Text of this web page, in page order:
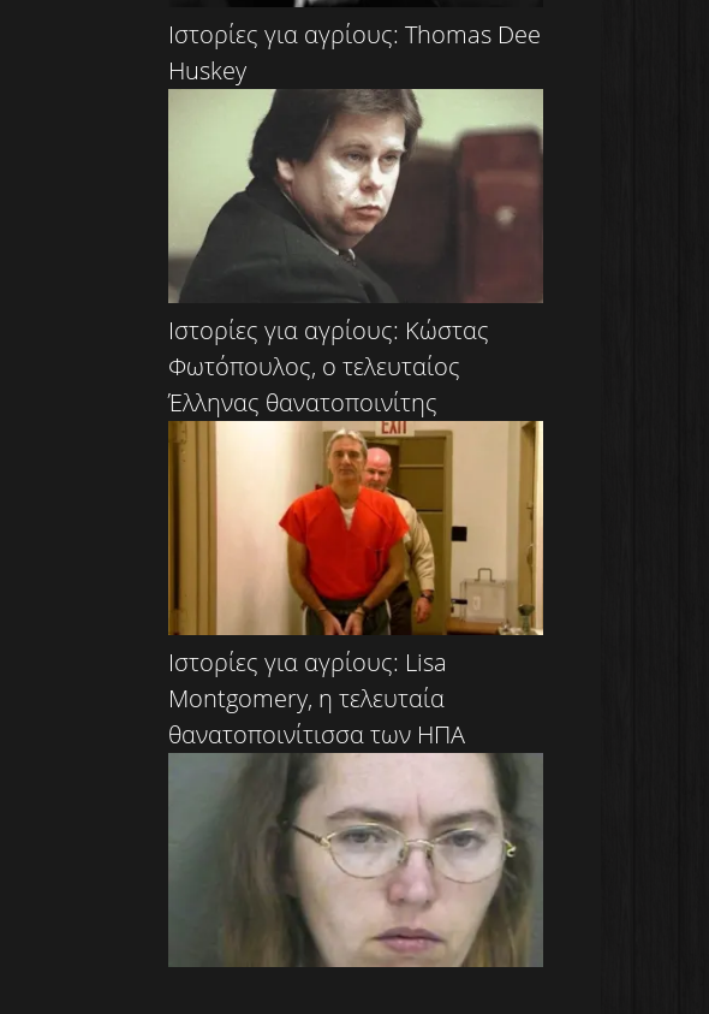
Ιστορίες για αγρίους: Thomas Dee
Huskey
Ιστορίες για αγρίους: Κώστας
Φωτόπουλος, ο τελευταίος
Έλληνας θανατοποινίτης
Ιστορίες για αγρίους: Lisa
Montgomery, η τελευταία
θανατοποινίτισσα των ΗΠΑ